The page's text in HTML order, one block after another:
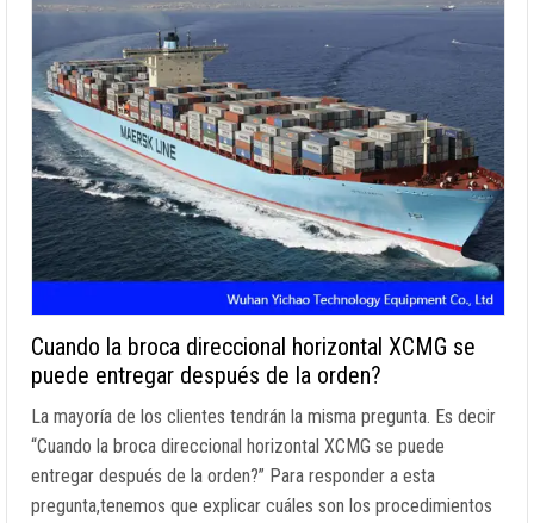
Cuando la broca direccional horizontal XCMG se
puede entregar después de la orden?
La mayoría de los clientes tendrán la misma pregunta. Es decir
“Cuando la broca direccional horizontal XCMG se puede
entregar después de la orden?” Para responder a esta
pregunta,tenemos que explicar cuáles son los procedimientos